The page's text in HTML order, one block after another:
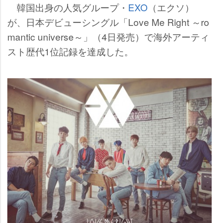
韓国出身の人気グループ・ EXO （エクソ）
が、日本デビューシングル「Love Me Right ～ro
mantic universe～」（4日発売）で海外アーティ
スト歴代1位記録を達成した。